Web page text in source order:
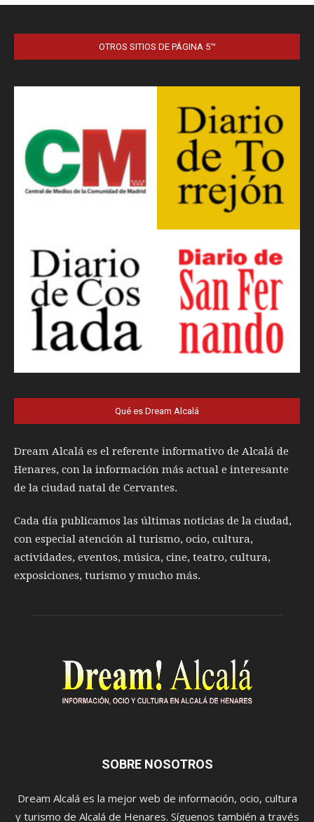
OTROS SITIOS DE PÁGINA 5™
Qué es Dream Alcalá
Dream Alcalá es el referente informativo de Alcalá de
Henares, con la información más actual e interesante
de la ciudad natal de Cervantes.
Cada día publicamos las últimas noticias de la ciudad,
con especial atención al turismo, ocio, cultura,
actividades, eventos, música, cine, teatro, cultura,
exposiciones, turismo y mucho más.
SOBRE NOSOTROS
Dream Alcalá es la mejor web de información, ocio, cultura
y turismo de Alcalá de Henares. Síguenos también a través